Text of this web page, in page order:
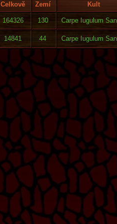
Celkově Zemí
Kult
164326 130
Carpe Iugulum
14841 44 Carpe Iugulum